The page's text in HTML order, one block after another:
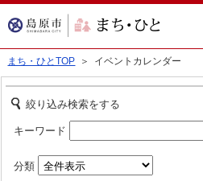
まち・ひとTOP ＞ イベントカレンダー
絞り込み検索をする
キーワード
分類